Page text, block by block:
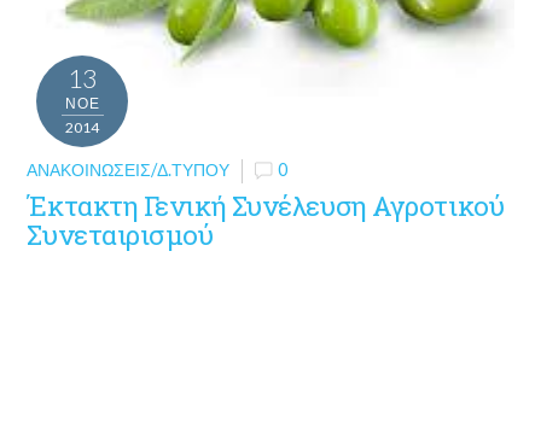
13
ΝΟΈ
2014
ΑΝΑΚΟΙΝΏΣΕΙΣ/Δ.ΤΎΠΟΥ 0
Έκτακτη Γενική Συνέλευση Αγροτικού
Συνεταιρισμού